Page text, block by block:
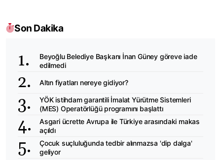
Son Dakika
Beyoğlu Belediye Başkanı İnan Güney göreve iade
edilmedi
Altın fiyatları nereye gidiyor?
YÖK istihdam garantili İmalat Yürütme Sistemleri
(MES) Operatörlüğü programını başlattı
Asgari ücrette Avrupa ile Türkiye arasındaki makas
açıldı
Çocuk suçluluğunda tedbir alınmazsa 'dip dalga'
geliyor